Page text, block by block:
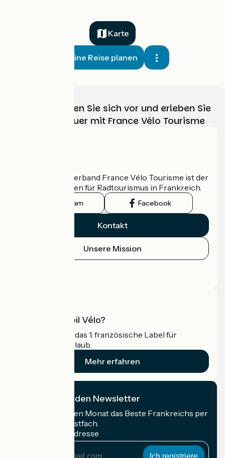
Karte
Meine Reise planen
Wählen, bereiten Sie sich vor und erleben Sie
Ihr Radabenteuer mit France Vélo Tourisme
Der nationale Verband France Vélo Tourisme ist der
offizielle Leitfaden für Radtourismus in Frankreich.
Instagram Facebook
Kontakt
Unsere Mission
Was ist Accueil Vélo?
Accueil Vélo ist das 1. französische Label für
Radfahrer im Urlaub.
Mehr erfahren
Ich abonniere den Newsletter
Erhalten Sie jeden Monat das Beste Frankreichs per
Rad in Ihrem Postfach.
Meine E-Mail-Adresse